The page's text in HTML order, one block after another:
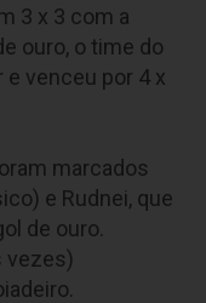
3 x 3 com a
ouro, o time do
venceu por 4 x
marcados
e Rudnei, que
de ouro.
vezes)